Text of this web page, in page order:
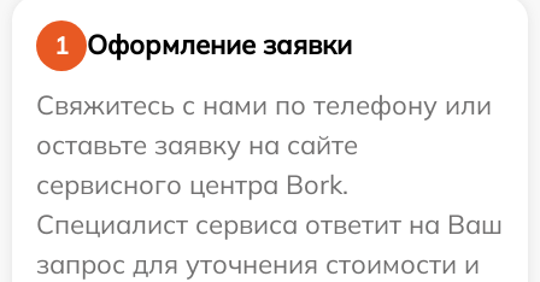
1
Оформление заявки
Свяжитесь с нами по телефону или
оставьте заявку на сайте
сервисного центра Bork.
Специалист сервиса ответит на Ваш
запрос для уточнения стоимости и